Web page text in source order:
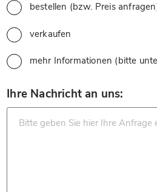
bestellen (bzw. Preis
verkaufen
mehr Informationen (bitte
Ihre Nachricht an uns: